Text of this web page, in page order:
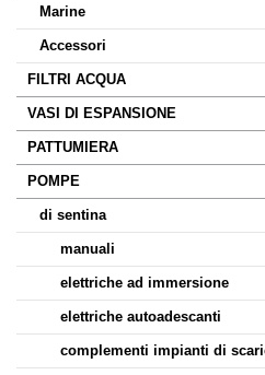
Marine
Accessori
FILTRI ACQUA
VASI DI ESPANSIONE
PATTUMIERA
POMPE
di sentina
manuali
elettriche ad immersione
elettriche autoadescanti
complementi impianti di